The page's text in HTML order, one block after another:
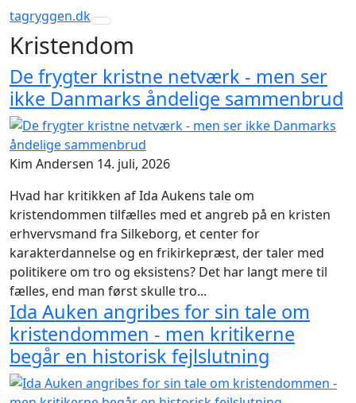
tagryggen.dk
Toggle navigation
Kristendom
De frygter kristne netværk - men ser
ikke Danmarks åndelige sammenbrud
Kim Andersen 14. juli, 2026
Hvad har kritikken af Ida Aukens tale om
kristendommen tilfælles med et angreb på en kristen
erhvervsmand fra Silkeborg, et center for
karakterdannelse og en frikirkepræst, der taler med
politikere om tro og eksistens? Det har langt mere til
fælles, end man først skulle tro...
Ida Auken angribes for sin tale om
kristendommen - men kritikerne
begår en historisk fejlslutning